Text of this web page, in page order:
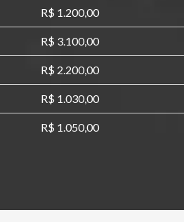
R$ 1.200,00
R$ 3.100,00
R$ 2.200,00
R$ 1.030,00
R$ 1.050,00